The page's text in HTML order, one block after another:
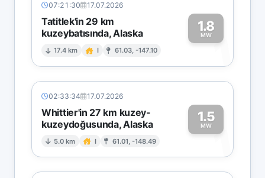
07:21:30 17.07.2026
Tatitlek'in 29 km
kuzeybatısında, Alaska
17.4 km I 61.03, -147.10
1.8
MW1
02:33:34 17.07.2026
Whittier'in 27 km kuzey-
kuzeydoğusunda, Alaska
5.0 km I 61.01, -148.49
1.5
MW1